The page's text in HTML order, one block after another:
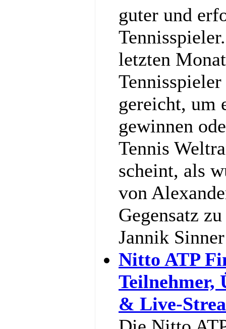
guter und
letzten
gereicht, um
gewinnen
Tennis
scheint, als
von
Gegensatz
Jannik
Nitto ATP
Teilnehmer,
& Live-